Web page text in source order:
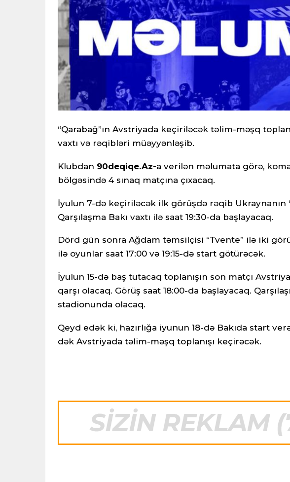
“Qarabağ”ın Avstriyada keçiriləcək təlim-məşq
vaxtı və rəqibləri müəyyənləşib.
Klubdan 90deqiqe.Az-a verilən məlumata görə,
bölgəsində 4 sınaq matçına çıxacaq.
İyulun 7-də keçiriləcək ilk görüşdə rəqib Ukraynanın
Qarşılaşma Bakı vaxtı ilə saat 19:30-da başlayacaq.
Dörd gün sonra Ağdam təmsilçisi “Tvente” ilə iki
ilə oyunlar saat 17:00 və 19:15-də start götürəcək.
İyulun 15-də baş tutacaq toplanışın son matçı
qarşı olacaq. Görüş saat 18:00-da başlayacaq.
stadionunda olacaq.
Qeyd edək ki, hazırlığa iyunun 18-də Bakıda start
dək Avstriyada təlim-məşq toplanışı keçirəcək.